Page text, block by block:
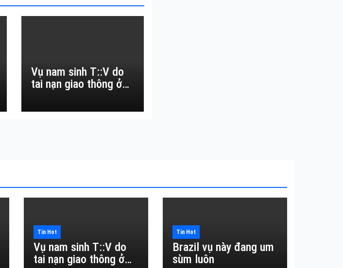
Vụ nam sinh T::V do
tai nạn giao thông ở
Tin Hot
Vụ nam sinh T::V do
tai nạn giao thông ở
Tin Hot
Brazil vụ này đang um
sùm luôn